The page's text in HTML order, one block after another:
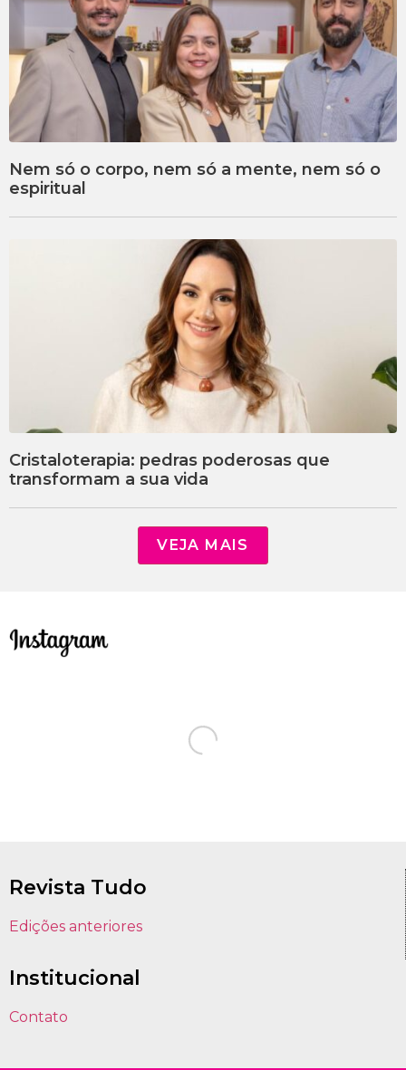
Nem só o corpo, nem só a mente, nem só o
espiritual
Cristaloterapia: pedras poderosas que
transformam a sua vida
VEJA MAIS
Revista Tudo
Edições anteriores
Institucional
Contato